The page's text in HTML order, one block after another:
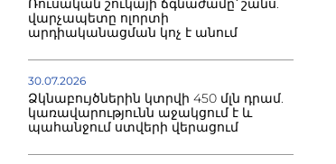
Ռուսական շուկայի ճգնաժամը՝ շանս.
վարչապետը ոլորտի
արդիականացման կոչ է անում
30.07.2026
Ձկնաբույծներին կտրվի 450 մլն դրամ.
կառավարությունն աջակցում է և
պահանջում ստվերի վերացում